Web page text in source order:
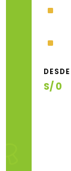
^
^
DESDE
S/ 0